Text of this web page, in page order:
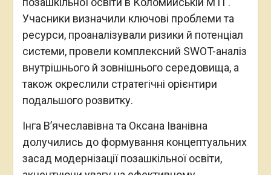
Учасники визначили ключові проблеми та
ресурси, проаналізували ризики й потенціал
системи, провели комплексний SWOT-аналіз
внутрішнього й зовнішнього середовища, а
також окреслили стратегічні орієнтири
подальшого розвитку.
Інга Вʼячеславівна та Оксана Іванівна
долучились до формування концептуальних
засад модернізації позашкільної освіти,